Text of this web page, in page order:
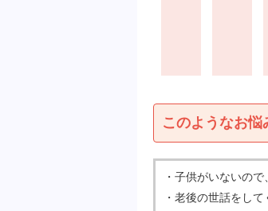
このようなお
・子供がいないの
・老後の世話をし